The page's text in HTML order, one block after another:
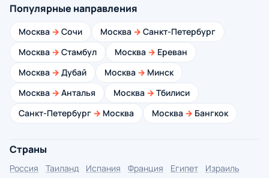
Популярные направления
Москва → Сочи Москва → Санкт-Петербург
Москва → Стамбул Москва → Ереван
Москва → Дубай Москва → Минск
Москва → Анталья Москва → Тбилиси
Санкт-Петербург → Москва Москва → Бангкок
Страны
Россия Таиланд Испания Франция Египет
Израиль